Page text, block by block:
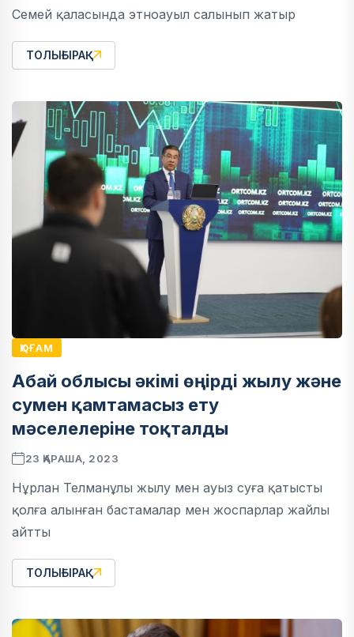
Семей қаласында этноауыл салынып жатыр
ТОЛЫҒЫРАҚ
ҚОҒАМ
Абай облысы әкімі өңірді жылу және
сумен қамтамасыз ету
мәселелеріне тоқталды
23 ҚАРАША, 2023
Нұрлан Телманұлы жылу мен ауыз суға қатысты
қолға алынған бастамалар мен жоспарлар жайлы
айтты
ТОЛЫҒЫРАҚ